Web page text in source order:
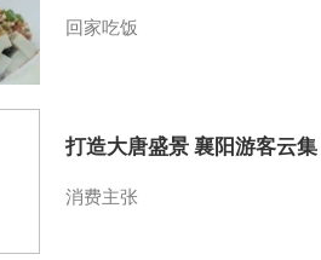
[经济信息联播]整期视频
回家吃饭
打造大唐盛景 襄阳游客云集
消费主张